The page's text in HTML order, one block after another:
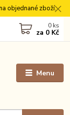
objednané zboží.
Menu
0 ks
za 0 Kč